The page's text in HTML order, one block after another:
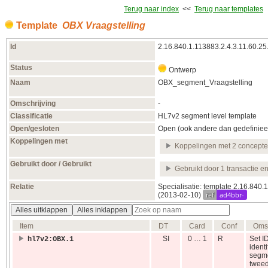
Terug naar index << Terug naar templates
Template OBX Vraagstelling
Id
Status
Ontwerp
Naam
OBX_segment_Vraagstelling
Omschrijving
-
Classificatie
HL7v2 segment level template
Open/gesloten
Open (ook andere dan
Koppelingen met
Koppelingen met 2
Gebruikt door / Gebruikt
Gebruikt door 1 transactie
Relatie
Specialisatie: template
(2013‑02‑10)
ref ad4bbr-
Alles uitklappen
Alles inklappen
Item
DT Card Conf
hl7v2:OBX.1
SI 0 … 1 R
Set